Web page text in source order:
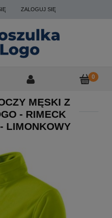
ZALOGUJ SIĘ
MĘSKI Z
- RIMECK
LIMONKOWY